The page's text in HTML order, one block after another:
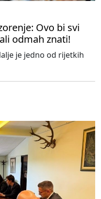
Ovo bi svi
odmah znati!
je jedno od rijetkih